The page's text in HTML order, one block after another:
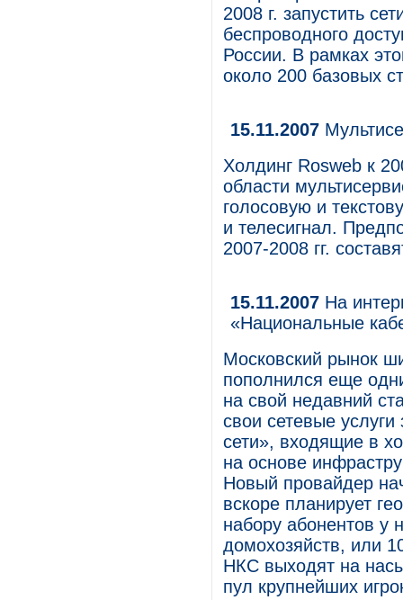
2008 г. запустить
беспроводного
России. В рамках
около 200 базовых
15.11.2007
Холдинг Rosweb к
области
голосовую и
и телесигнал.
2007-2008 гг.
15.11.2007 На
«Национальные
Московский рынок
пополнился еще
на свой недавний
свои сетевые
сети», входящие в
на основе
Новый провайдер
вскоре планирует
набору абонентов у
домохозяйств, или
НКС выходят на
пул крупнейших